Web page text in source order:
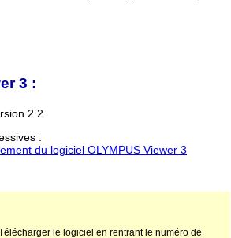
3 :
2.2
:
du logiciel OLYMPUS Viewer 3
le logiciel en rentrant le numéro de